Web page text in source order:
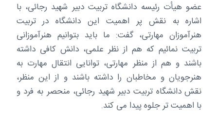
عضو هیأت رئیسه دانشگاه تربیت دبیر شهید رجائی، با
اشاره به نقش پر اهمیت این دانشگاه در تربیت
هنرآموزان مهارتی، گفت: ما باید بتوانیم هنرآموزانی
تربیت نمائیم که هم از نظر علمی، دانش کافی داشته
باشند و هم از منظر مهارتی، توانایی انتقال مهارت به
هنرجویان و مخاطبان را داشته باشند و از این منظر،
نقش دانشگاه تربیت دبیر شهید رجائی، منحصر به فرد و
با اهمیت تر جلوه پیدا می کند.